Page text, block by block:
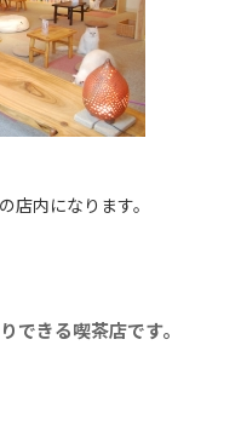
できる喫茶店です。
内になります。